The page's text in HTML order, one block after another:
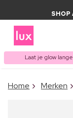
SHOP
Laat je glow
Home Merken